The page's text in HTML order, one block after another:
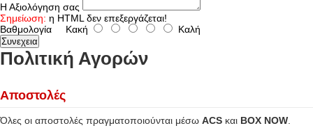
Η Αξιολόγηση σας
Σημείωση: η HTML δεν επεξεργάζεται!
Βαθμολογία Κακή Καλή
Συνεχεια
Πολιτική Αγορών
Αποστολές
Όλες οι αποστολές πραγματοποιούνται μέσω ACS και BOX NOW